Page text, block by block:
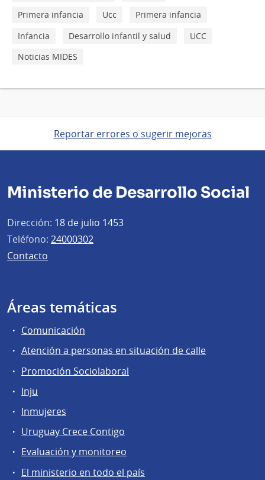
Primera infancia
Ucc
Primera infancia
Infancia
Desarrollo infantil y salud
UCC
Noticias MIDES
Reportar errores o sugerir mejoras
Ministerio de Desarrollo Social
Dirección: 18 de julio 1453
Teléfono: 24000302
Contacto
Áreas temáticas
Comunicación
Atención a personas en situación de calle
Promoción Sociolaboral
Inju
Inmujeres
Uruguay Crece Contigo
Evaluación y monitoreo
El ministerio en todo el país